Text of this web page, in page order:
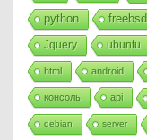
python freebsd
Jquery ubuntu
html android
консоль api
debian server